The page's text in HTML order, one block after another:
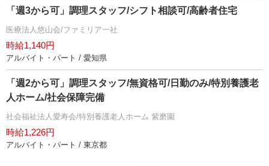
「週3から可」調理スタッフ/シフト相談可/高齢者住宅
医療法人悠山会/ファミリア一社
時給1,140円
アルバイト・パート / 愛知県
「週2から可」調理スタッフ/無資格可/日勤のみ/特別養護老
人ホーム/社会保障完備
社会福祉法人愛寿会/特別養護老人ホーム 紫磨園
時給1,226円
アルバイト・パート / 東京都